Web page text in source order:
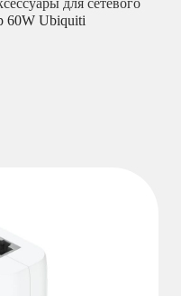
для сетевого
60W Ubiquiti